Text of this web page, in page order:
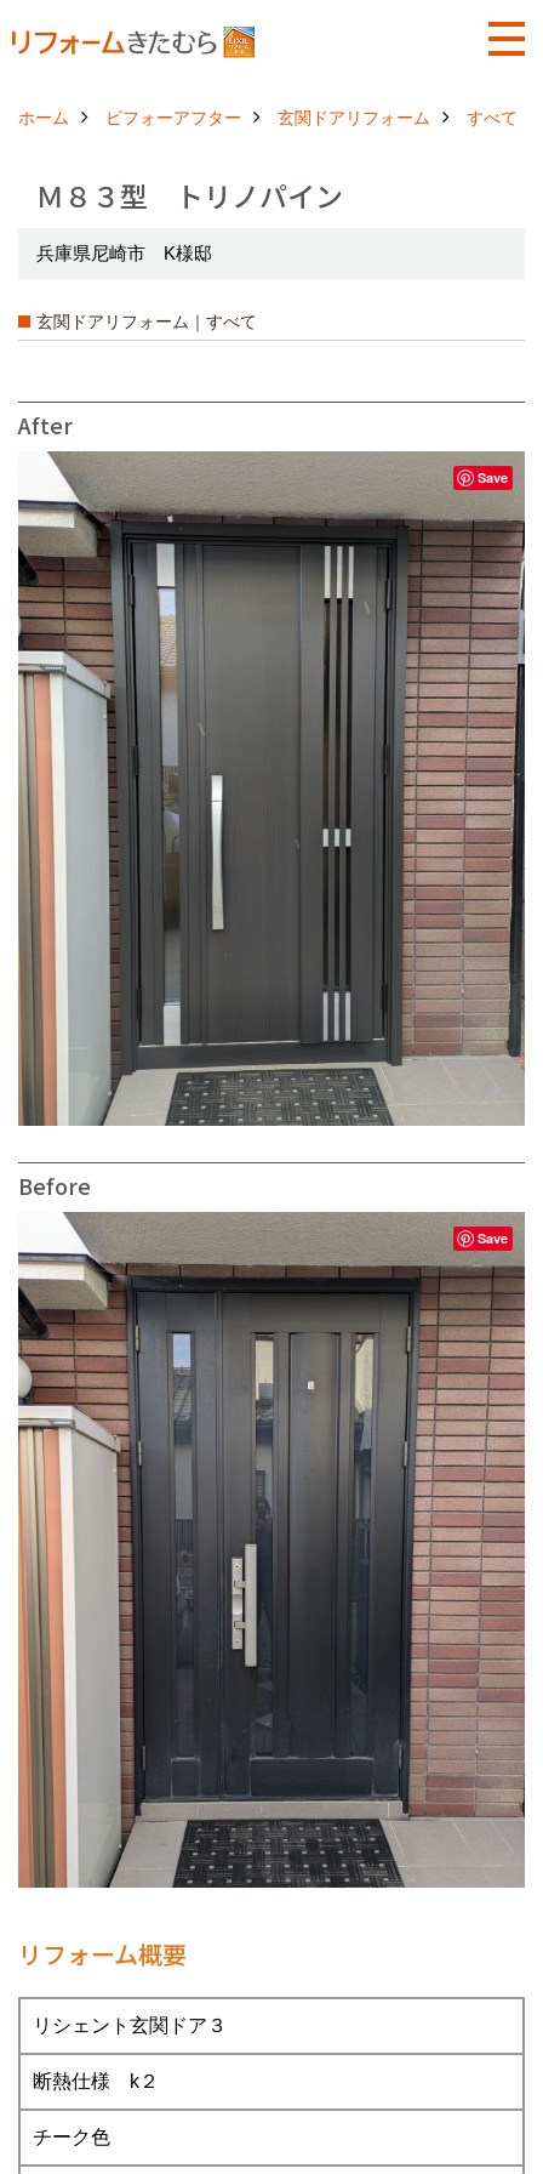
ホーム ビフォーアフター 玄関ドアリフォーム すべて
Ｍ８３型 トリノパイン
兵庫県尼崎市 K様邸
玄関ドアリフォーム｜すべて
After
Save
Before
Save
リフォーム概要
リシェント玄関ドア３
断熱仕様 k２
チーク色